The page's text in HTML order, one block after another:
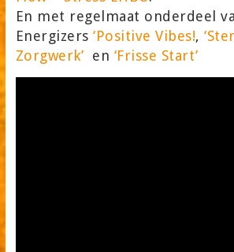
En met regelmaat onderdeel
Energizers‘Positive Vibes!,
Zorgwerk’ en ‘Frisse Start’